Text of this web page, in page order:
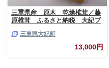
三重県産 原木 乾燥椎茸／藤
原椎茸 ふるさと納税 大紀ブ
ノコ きのこ 三重県 大紀町
三重県大紀町
13,000円